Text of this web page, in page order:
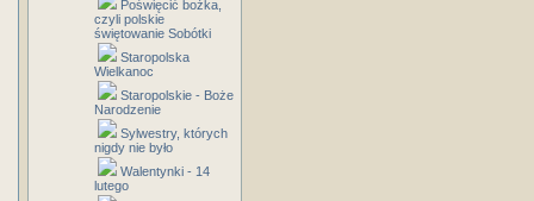
Poświęcić bożka,
czyli polskie
świętowanie Sobótki
Staropolska
Wielkanoc
Staropolskie - Boże
Narodzenie
Sylwestry, których
nigdy nie było
Walentynki - 14
lutego